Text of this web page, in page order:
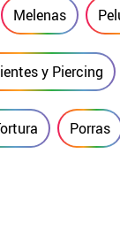
Melenas
y Piercing
Porras